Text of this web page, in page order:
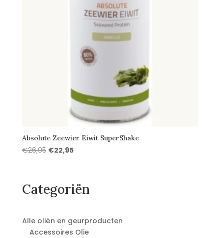
Absolute Zeewier Eiwit SuperShake
€26,95 Oorspronkelijke
€26,95.
€22,95Huidige
€22,95.
Categoriën
Alle oliën en geurproducten
Accessoires Olie